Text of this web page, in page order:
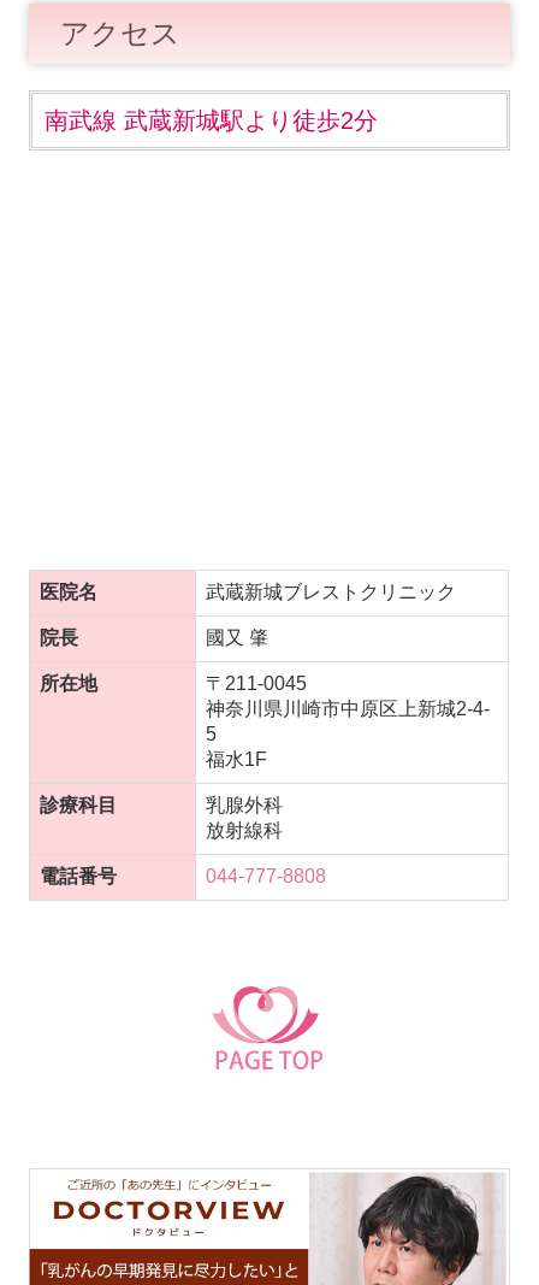
アクセス
南武線 武蔵新城駅より徒歩2分
医院名 武蔵新城ブレストクリニック
院長 國又 肇
所在地
〒211-0045
神奈川県川崎市中原区上新城2-4-
5
福水1F
診療科目
乳腺外科
放射線科
電話番号 044-777-8808